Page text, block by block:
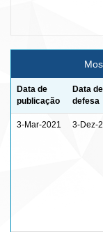
Data de
publicação
Data de
defesa
3-Mar-2021 3-Dez-